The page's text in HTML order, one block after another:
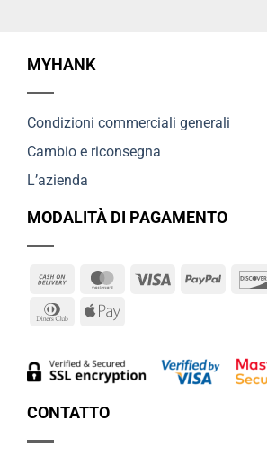
MYHANK
Condizioni commerciali generali
Cambio e riconsegna
L’azienda
MODALITÀ DI PAGAMENTO
Cash
Delivery
MasterCard
Visa PayPal
DinnersApple
CONTATTO